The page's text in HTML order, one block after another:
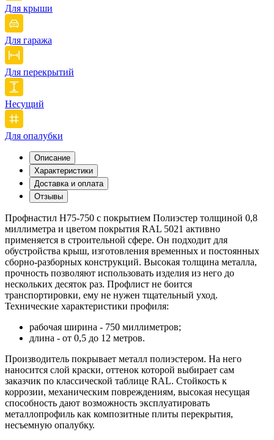
Для крыши
Для гаража
Для перекрытий
Несущий
Для опалубки
Описание
Характеристики
Доставка и оплата
Отзывы
Профнастил Н75-750 с покрытием Полиэстер толщиной 0,8
миллиметра и цветом покрытия RAL 5021 активно
применяется в строительной сфере. Он подходит для
обустройства крыш, изготовления временных и постоянных
сборно-разборных конструкций. Высокая толщина металла,
прочность позволяют использовать изделия из него до
нескольких десяток раз. Профлист не боится
транспортировки, ему не нужен тщательный уход.
Технические характеристики профиля:
рабочая ширина - 750 миллиметров;
длина - от 0,5 до 12 метров.
Производитель покрывает металл полиэстером. На него
наносится слой краски, оттенок которой выбирает сам
заказчик по классической таблице RAL. Стойкость к
коррозии, механическим повреждениям, высокая несущая
способность дают возможность эксплуатировать
металлопрофиль как композитные плиты перекрытия,
несъемную опалубку.